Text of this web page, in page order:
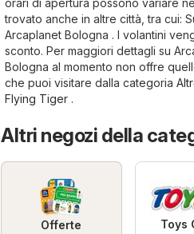
orari di apertura possono variare
trovato anche in altre città, tra cui:
Arcaplanet Bologna . I volantini
sconto. Per maggiori dettagli su
Bologna al momento non offre
che puoi visitare dalla categoria
Flying Tiger .
Altri negozi della
Offerte Toys